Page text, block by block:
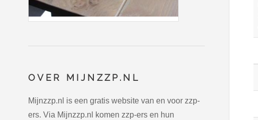
OVER MIJNZZP.NL
Mijnzzp.nl is een gratis website van en voor zzp-
ers. Via Mijnzzp.nl komen zzp-ers en hun